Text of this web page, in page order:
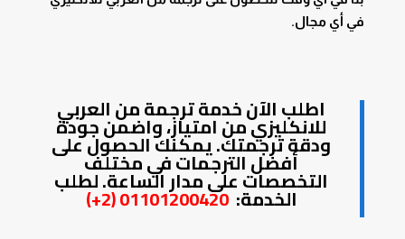
في أي مجال.
اطلب الآن خدمةترجمة من العربي
للانكليزيمن امتياز، واضمن جودة
ودقة ترجمتك. يمكنك الحصول على
أفضل الترجمات في مختلف
التخصصات على مدار الساعة. لطلب
الخدمة:01101200420 (2+)